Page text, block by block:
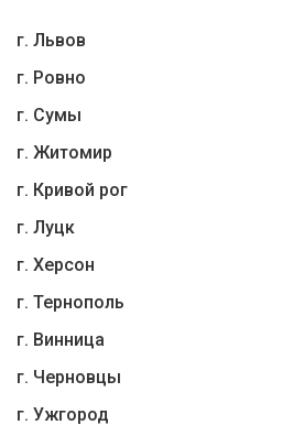
г. Львов
г. Ровно
г. Сумы
г. Житомир
г. Кривой рог
г. Луцк
г. Херсон
г. Тернополь
г. Винница
г. Чернoвцы
г. Ужгород